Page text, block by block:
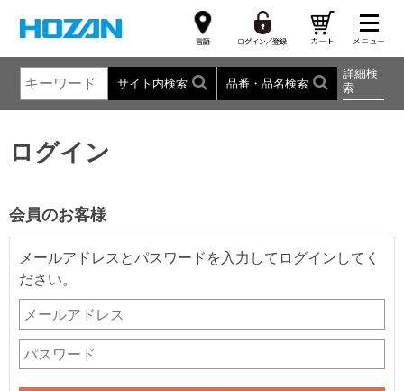
サイト内検索 品番・品名検索
詳細検
索
ログイン
会員のお客様
メールアドレスとパスワードを入力してログインしてく
ださい。